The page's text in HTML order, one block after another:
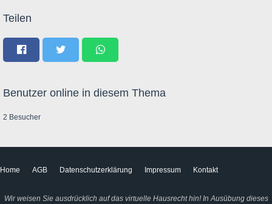
Teilen
Benutzer online in diesem Thema
2 Besucher
Home AGB Datenschutzerklärung Impressum Kontakt
Wir weisen Sie ausdrücklich auf das virtuelle Hausrecht hin! In Ausübung dieses